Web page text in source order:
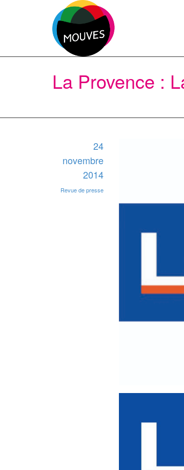
La Provence :
24
novembre
2014
Revue de presse